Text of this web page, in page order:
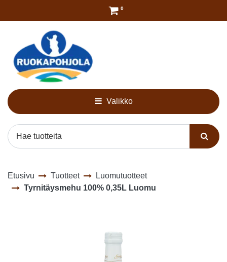
0
Valikko
Etusivu Tuotteet
Luomutuotteet
Tyrnitäysmehu 100% 0,35L Luomu